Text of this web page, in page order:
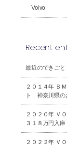
Volvo
Recent
最近のできごと
２０１４年 Ｂ
ト 神奈川県の
２０２０年 Ｖ
３１８万円入庫
２０２２年 Ｖ